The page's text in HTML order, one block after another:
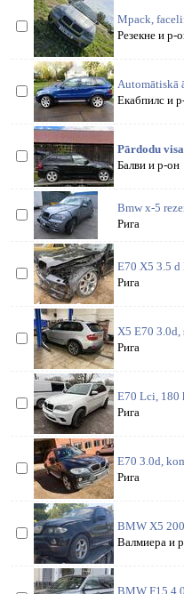
Mpack,
Резекне и р-
Automātiskā
Екабпилс и
Pārdodu
Балви и р-он
Bmw x-5
Рига
E70 X5 3.5 d
Рига
X5 E70 3.0d,
Рига
E70 Lci, 180
Рига
E70 3.0d,
Рига
BMW X5
Валмиера и
BMW F15